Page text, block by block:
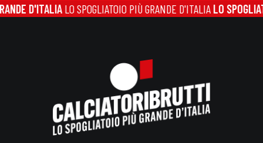
D'ITALIALO SPOGLIATOIO PIÙ GRANDE D'ITALIALO